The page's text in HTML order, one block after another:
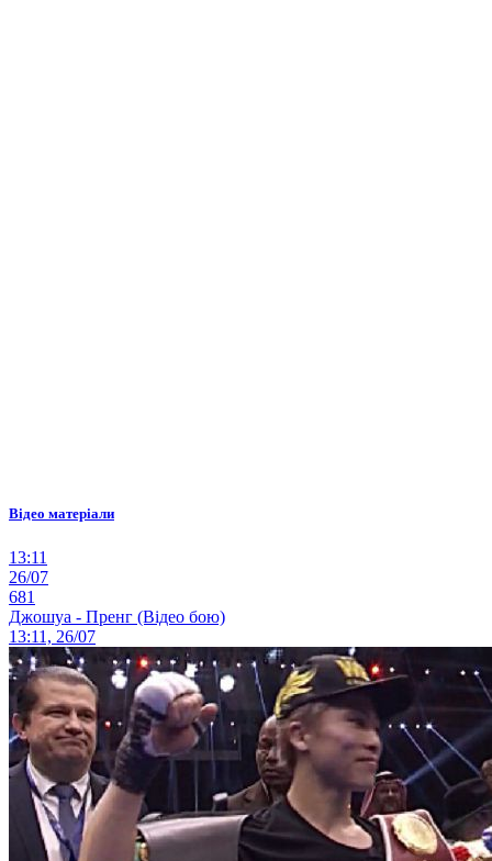
Відео матеріали
13:11
26/07
681
Джошуа - Пренг (Відео бою)
13:11, 26/07